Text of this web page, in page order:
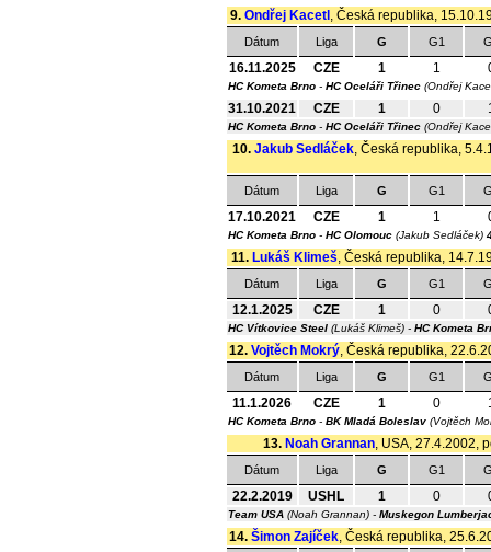
9. Ondřej Kacetl , Česká republika,
Dátum Liga G G1
16.11.2025 CZE 1 1
HC Kometa Brno - HC Oceláři Třinec (Ondřej
31.10.2021 CZE 1 0
HC Kometa Brno - HC Oceláři Třinec (Ondřej
10. Jakub Sedláček, Česká republika,
Dátum Liga G G1
17.10.2021 CZE 1 1
HC Kometa Brno - HC Olomouc (Jakub Sedláček)
11. Lukáš Klimeš, Česká republika,
Dátum Liga G G1
12.1.2025 CZE 1 0
HC Vítkovice Steel (Lukáš Klimeš) - HC Kometa
12. Vojtěch Mokrý, Česká republika,
Dátum Liga G G1
11.1.2026 CZE 1 0
HC Kometa Brno - BK Mladá Boleslav (Vojtěch
13. Noah Grannan, USA, 27.4.2002,
Dátum Liga G G1
22.2.2019 USHL 1 0
Team USA (Noah Grannan) - Muskegon
14. Šimon Zajíček, Česká republika,